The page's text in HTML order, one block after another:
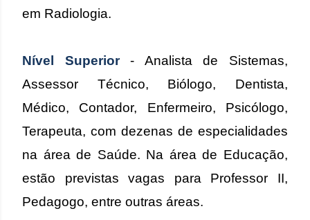
em Radiologia.
Nível Superior- Analista de Sistemas,
Assessor Técnico, Biólogo, Dentista,
Médico, Contador, Enfermeiro, Psicólogo,
Terapeuta, com dezenas de especialidades
na área de Saúde. Na área de Educação,
estão previstas vagas para Professor II,
Pedagogo, entre outras áreas.